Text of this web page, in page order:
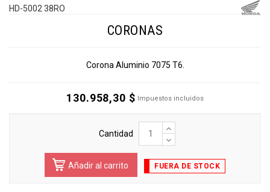
HD-5002 38RO
CORONAS
Corona Aluminio 7075 T6.
130.958,30 $ Impuestos incluidos
Cantidad
Añadir al carrito FUERA DE STOCK